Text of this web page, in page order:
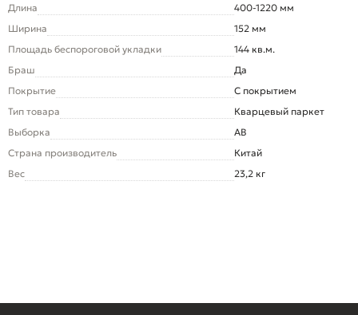
Длина
400-1220 мм
Ширина
152 мм
Площадь беспороговой укладки
144 кв.м.
Браш
Да
Покрытие
С покрытием
Тип товара
Кварцевый паркет
Выборка
AB
Страна производитель
Китай
Вес
23,2 кг